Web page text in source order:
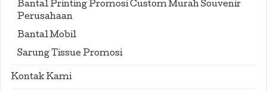
Bantal Printing Promosi Custom Murah Souvenir
Perusahaan
Bantal Mobil
Sarung Tissue Promosi
Kontak Kami